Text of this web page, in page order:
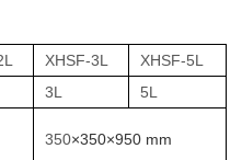
XHSF-3L
XHSF-5L
3L
5L
350×350×950 mm